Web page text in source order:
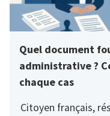
Quel document
administrative ?
chaque cas
Citoyen français,